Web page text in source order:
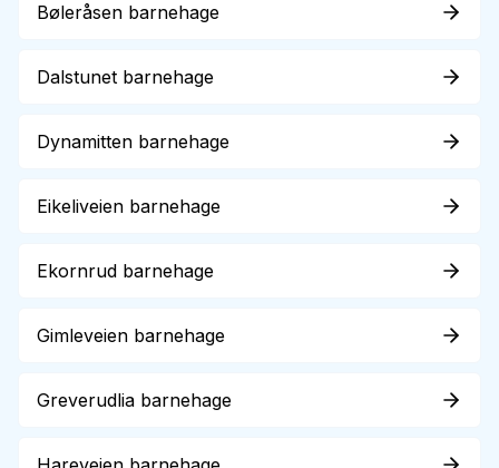
Bøleråsen barnehage
Dalstunet barnehage
Dynamitten barnehage
Eikeliveien barnehage
Ekornrud barnehage
Gimleveien barnehage
Greverudlia barnehage